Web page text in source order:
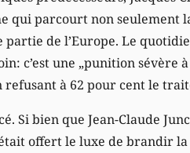
qui parcourt non seulement
partie de l’Europe. Le
c’est une „punition sévère
à 62 pour cent le
Si bien que Jean-Claude
offert le luxe de brandir la